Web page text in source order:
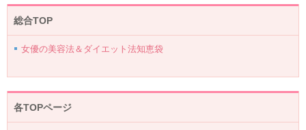
総合TOP
女優の美容法＆ダイエット法知恵袋
各TOPページ